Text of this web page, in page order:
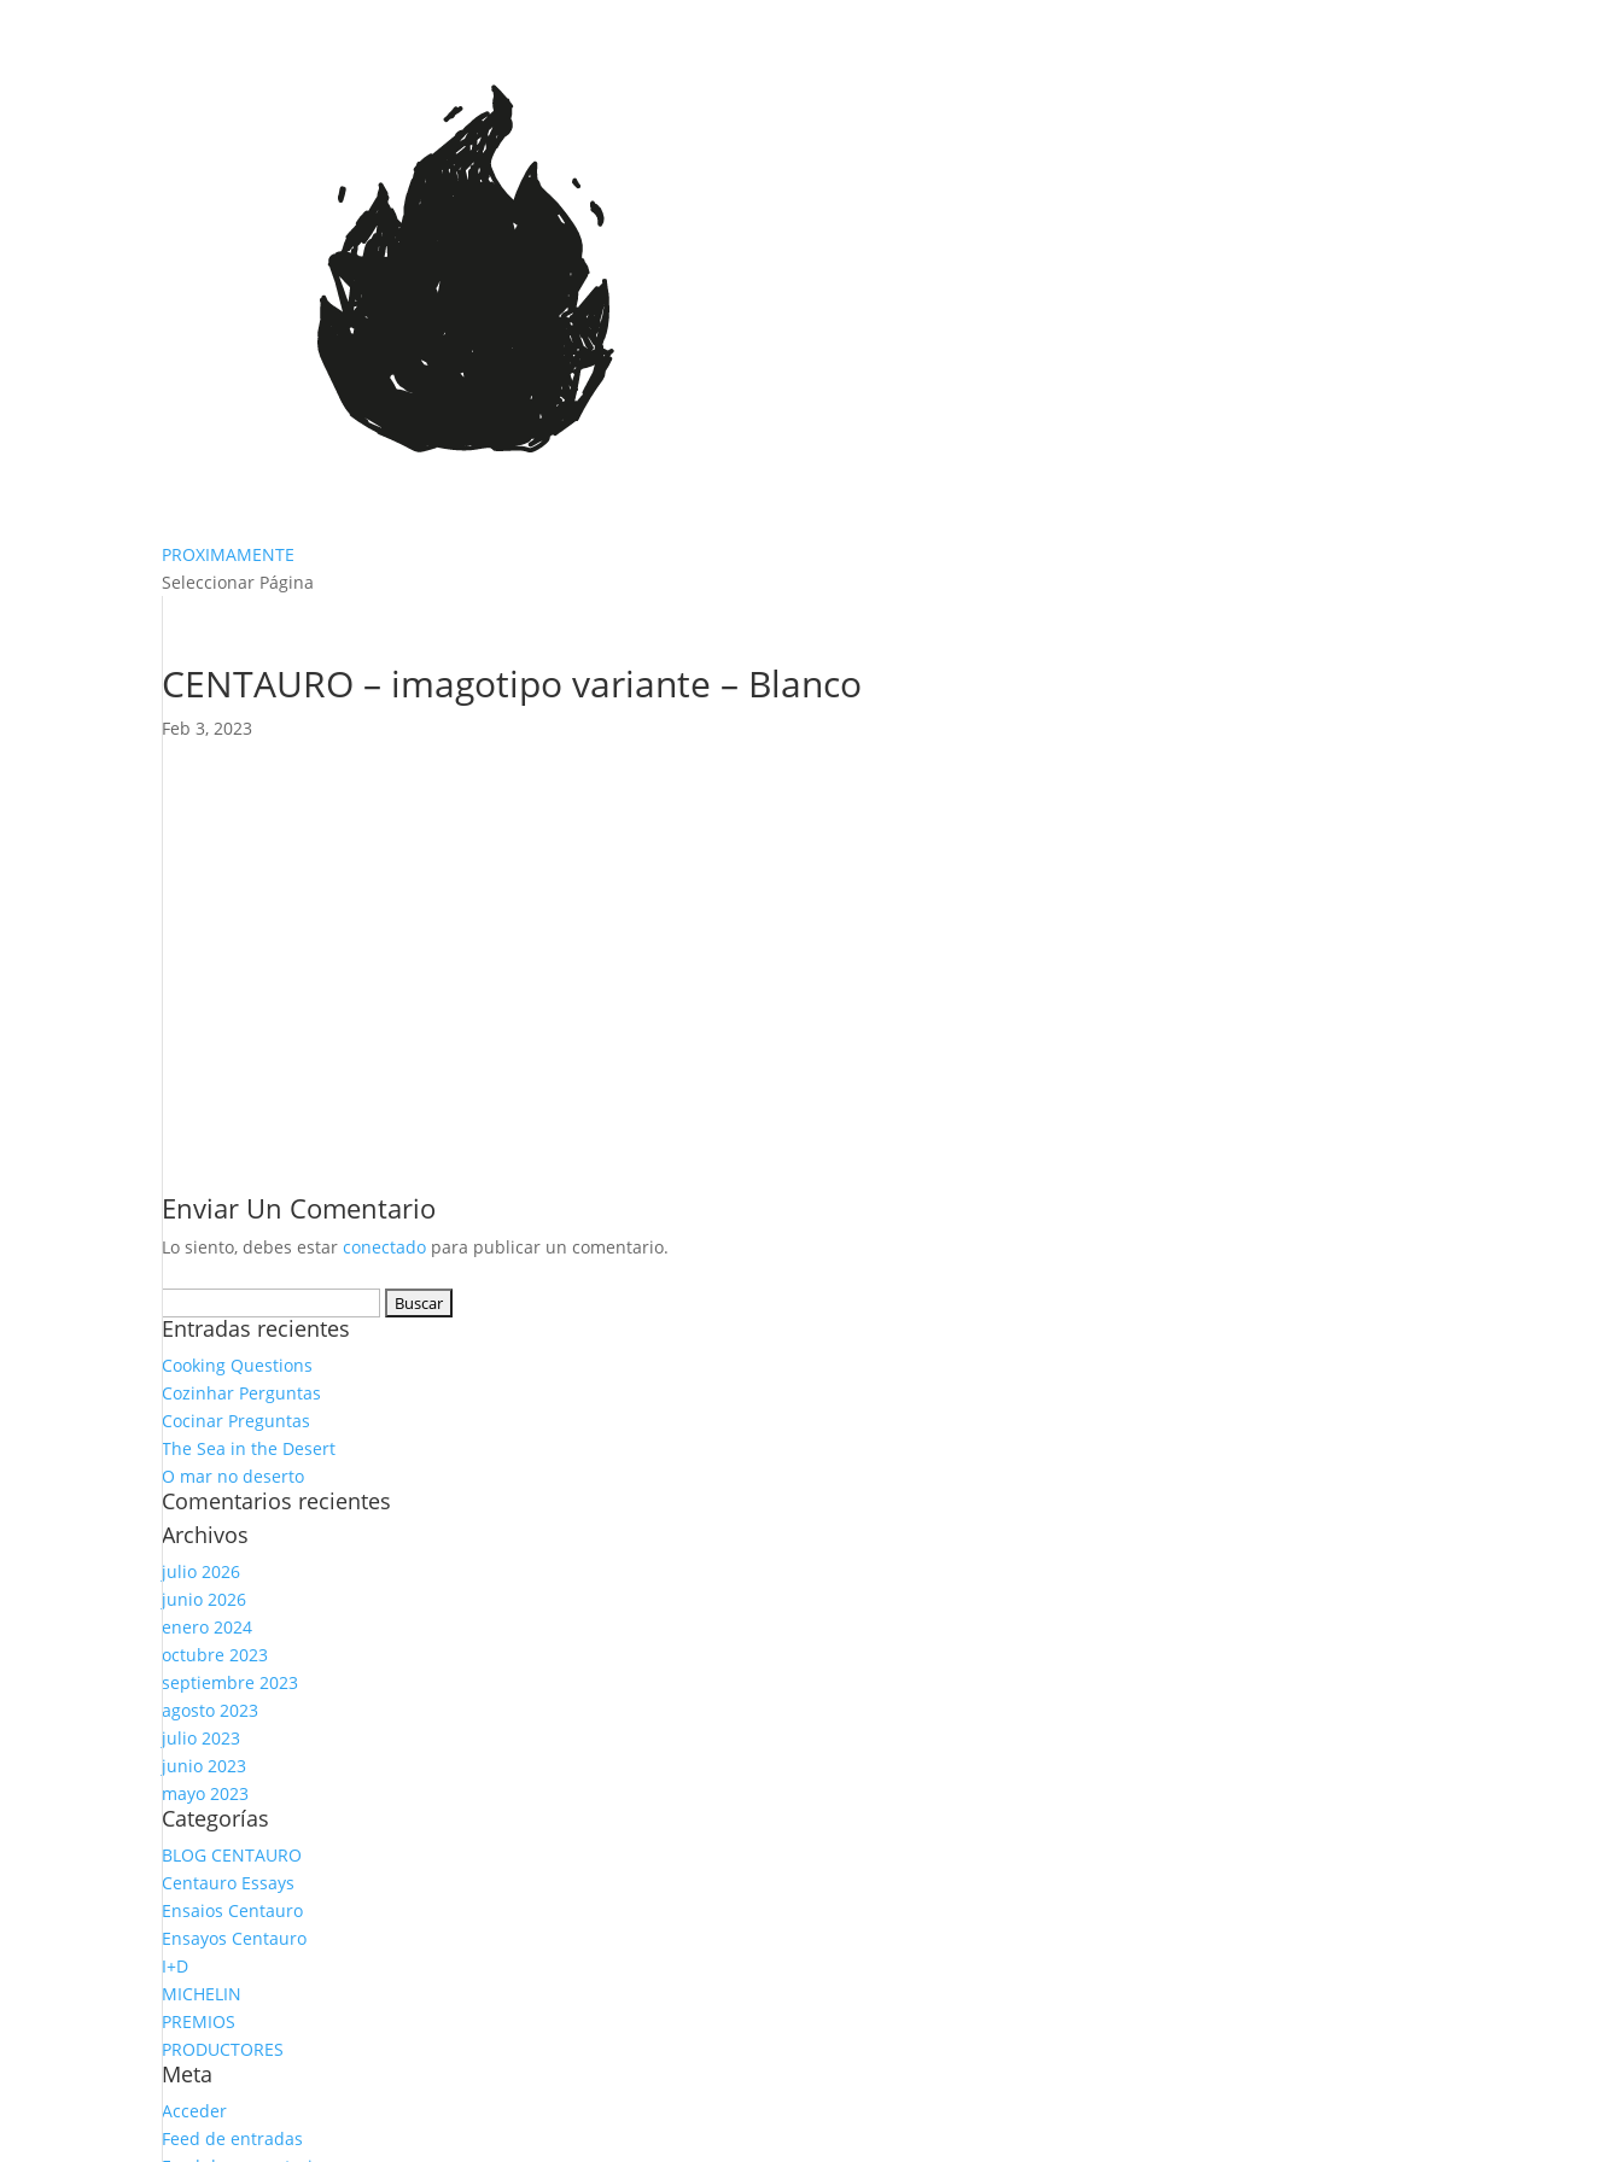
PROXIMAMENTE
Seleccionar Página
CENTAURO – imagotipo variante – Blanco
Feb 3, 2023
Enviar Un Comentario
Lo siento, debes estarconectado para publicar un comentario.
Entradas recientes
Cooking Questions
Cozinhar Perguntas
Cocinar Preguntas
The Sea in the Desert
O mar no deserto
Comentarios recientes
Archivos
julio 2026
junio 2026
enero 2024
octubre 2023
septiembre 2023
agosto 2023
julio 2023
junio 2023
mayo 2023
Categorías
BLOG CENTAURO
Centauro Essays
Ensaios Centauro
Ensayos Centauro
I+D
MICHELIN
PREMIOS
PRODUCTORES
Meta
Acceder
Feed de entradas